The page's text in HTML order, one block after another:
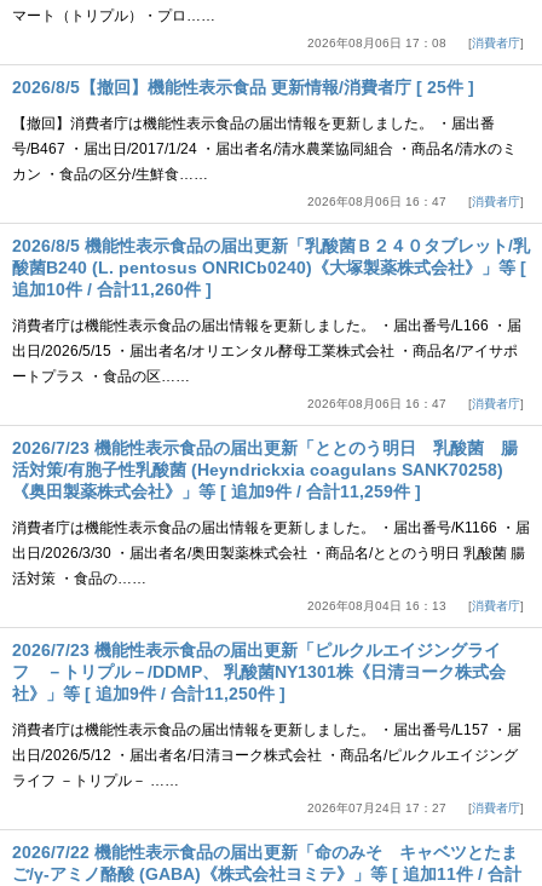
マート（トリプル）・プロ……
2026年08月06日 17：08 消費者庁
2026/8/5【撤回】機能性表示食品 更新情報/消費者庁 [ 25件 ]
【撤回】消費者庁は機能性表示食品の届出情報を更新しました。 ・届出番
号/B467 ・届出日/2017/1/24 ・届出者名/清水農業協同組合 ・商品名/清水のミ
カン ・食品の区分/生鮮食……
2026年08月06日 16：47 消費者庁
2026/8/5 機能性表示食品の届出更新「乳酸菌Ｂ２４０タブレット/乳
酸菌B240 (L. pentosus ONRICb0240)《大塚製薬株式会社》」等 [
追加10件 / 合計11,260件 ]
消費者庁は機能性表示食品の届出情報を更新しました。 ・届出番号/L166 ・届
出日/2026/5/15 ・届出者名/オリエンタル酵母工業株式会社 ・商品名/アイサポ
ートプラス ・食品の区……
2026年08月06日 16：47 消費者庁
2026/7/23 機能性表示食品の届出更新「ととのう明日 乳酸菌 腸
活対策/有胞子性乳酸菌 (Heyndrickxia coagulans SANK70258)
《奥田製薬株式会社》」等 [ 追加9件 / 合計11,259件 ]
消費者庁は機能性表示食品の届出情報を更新しました。 ・届出番号/K1166 ・届
出日/2026/3/30 ・届出者名/奥田製薬株式会社 ・商品名/ととのう明日 乳酸菌 腸
活対策 ・食品の……
2026年08月04日 16：13 消費者庁
2026/7/23 機能性表示食品の届出更新「ピルクルエイジングライ
フ －トリプル－/DDMP、 乳酸菌NY1301株《日清ヨーク株式会
社》」等 [ 追加9件 / 合計11,250件 ]
消費者庁は機能性表示食品の届出情報を更新しました。 ・届出番号/L157 ・届
出日/2026/5/12 ・届出者名/日清ヨーク株式会社 ・商品名/ピルクルエイジング
ライフ －トリプル－ ……
2026年07月24日 17：27 消費者庁
2026/7/22 機能性表示食品の届出更新「命のみそ キャベツとたま
ご/γ-アミノ酪酸 (GABA)《株式会社ヨミテ》」等 [ 追加11件 / 合計